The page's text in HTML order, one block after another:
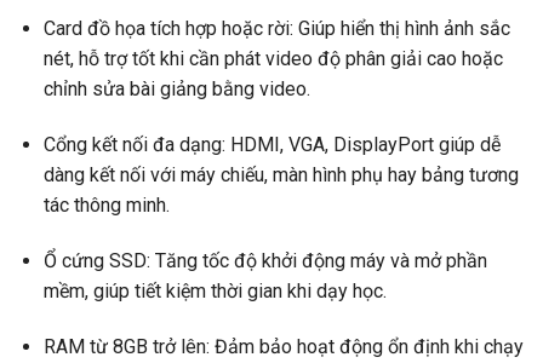
Card đồ họa tích hợp hoặc rời: Giúp hiển thị hình ảnh sắc
nét, hỗ trợ tốt khi cần phát video độ phân giải cao hoặc
chỉnh sửa bài giảng bằng video.
Cổng kết nối đa dạng: HDMI, VGA, DisplayPort giúp dễ
dàng kết nối với máy chiếu, màn hình phụ hay bảng tương
tác thông minh.
Ổ cứng SSD: Tăng tốc độ khởi động máy và mở phần
mềm, giúp tiết kiệm thời gian khi dạy học.
RAM từ 8GB trở lên: Đảm bảo hoạt động ổn định khi chạy